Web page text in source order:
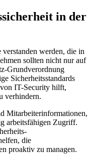
in der
verstanden werden, die in
sollten nicht nur auf
Grundverordnung
Sicherheitsstandards
IT-Security hilft,
verhindern.
Mitarbeiterinformationen,
arbeitsfähigen Zugriff.
die
proaktiv zu managen.